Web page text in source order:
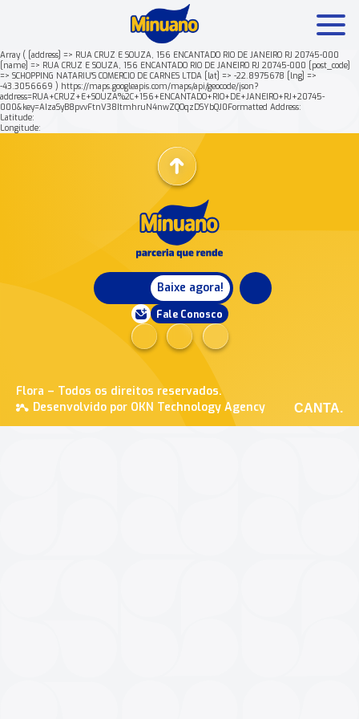
Array ( [address] => RUA CRUZ E SOUZA, 156 ENCANTADO RIO DE JANEIRO RJ 20745-000
[name] => RUA CRUZ E SOUZA, 156 ENCANTADO RIO DE JANEIRO RJ 20745-000 [post_code]
=> SCHOPPING NATARIU'S COMERCIO DE CARNES LTDA [lat] => -22.8975678 [lng] =>
-43.3056669 ) https://maps.googleapis.com/maps/api/geocode/json?
address=RUA+CRUZ+E+SOUZA%2C+156+ENCANTADO+RIO+DE+JANEIRO+RJ+20745-
000&key=AIzaSyB8pvvFtnV38ItmhruN4nwZQOqzDSYbQJ0Formatted Address:
Latitude:
Longitude:
Baixe agora!
Fale Conosco
Flora – Todos os direitos reservados.
Desenvolvido por OKN Technology Agency
CANTA.
Mais buscados: Produtos Minuano Rende +
Nossa história